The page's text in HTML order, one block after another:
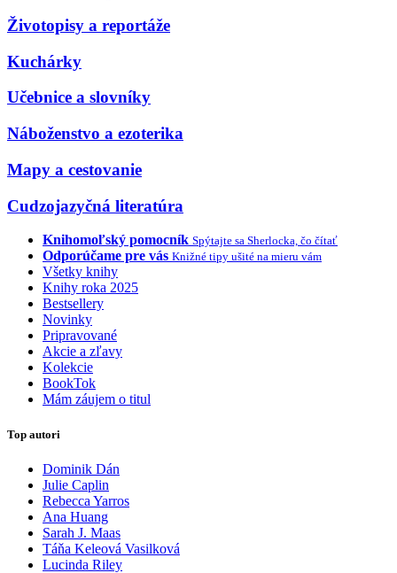
Životopisy a reportáže
Kuchárky
Učebnice a slovníky
Náboženstvo a ezoterika
Mapy a cestovanie
Cudzojazyčná literatúra
Knihomoľský pomocník Spýtajte sa Sherlocka, čo čítať
Odporúčame pre vás Knižné tipy ušité na mieru vám
Všetky knihy
Knihy roka 2025
Bestsellery
Novinky
Pripravované
Akcie a zľavy
Kolekcie
BookTok
Mám záujem o titul
Top autori
Dominik Dán
Julie Caplin
Rebecca Yarros
Ana Huang
Sarah J. Maas
Táňa Keleová Vasilková
Lucinda Riley